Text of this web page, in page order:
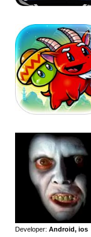
Developer: Android, ios